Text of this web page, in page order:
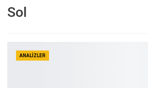
Sol
ANALIZLER